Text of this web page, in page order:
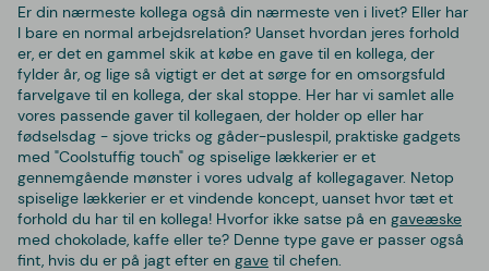
Er din nærmeste kollega også din nærmeste ven i livet? Eller har
I bare en normal arbejdsrelation? Uanset hvordan jeres forhold
er, er det en gammel skik at købe en gave til en kollega, der
fylder år, og lige så vigtigt er det at sørge for en omsorgsfuld
farvelgave til en kollega, der skal stoppe. Her har vi samlet alle
vores passende gaver til kollegaen, der holder op eller har
fødselsdag - sjove tricks og gåder-puslespil, praktiske gadgets
med "Coolstuffig touch" og spiselige lækkerier er et
gennemgående mønster i vores udvalg af kollegagaver. Netop
spiselige lækkerier er et vindende koncept, uanset hvor tæt et
forhold du har til en kollega! Hvorfor ikke satse på en gaveæske
med chokolade, kaffe eller te? Denne type gave er passer også
fint, hvis du er på jagt efter en gave til chefen.